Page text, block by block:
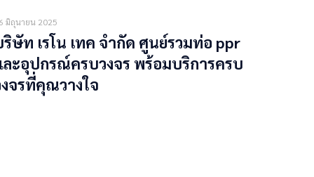
มิถุนายน 2025
ษัท เรโน เทค จำกัด ศูนย์รวมท่อ ppr
ะอุปกรณ์ครบวงจร พร้อมบริการครบ
จรที่คุณวางใจ